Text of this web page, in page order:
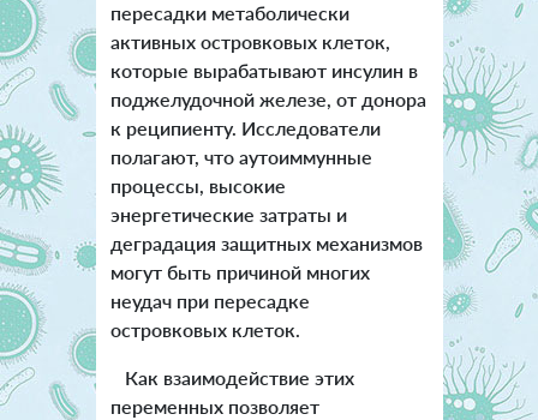
пересадки метаболически
активных островковых клеток,
которые вырабатывают инсулин в
поджелудочной железе, от донора
к реципиенту. Исследователи
полагают, что аутоиммунные
процессы, высокие
энергетические затраты и
деградация защитных механизмов
могут быть причиной многих
неудач при пересадке
островковых клеток.
Как взаимодействие этих
переменных позволяет